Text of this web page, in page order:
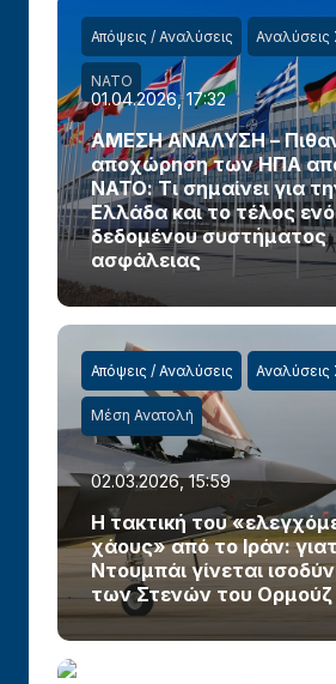
Απόψεις / Αναλύσεις
ΝΑΤΟ
01.04.2026, 17:32
ΑΜΕΣΗ ΑΝΑΛΥΣΗ –
αποχώρηση των ΗΠΑ
ΝΑΤΟ: Τι σημαίνει για
Ελλάδα και το τέλος
δεδομένου συστήματος
ασφάλειας
Απόψεις / Αναλύσεις Αναλύσεις
Μέση Ανατολή
02.03.2026, 15:59
Η τακτική του
χάους» από το Ιράν:
Ντουμπάι γίνεται
των Στενών του Ορμούζ